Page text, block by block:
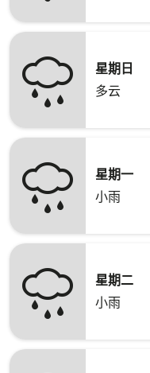
星期日
多云
星期一
小雨
星期二
小雨